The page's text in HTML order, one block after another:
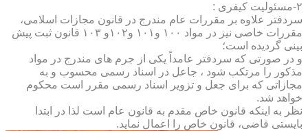
۲-مسئولیت کیفری :
سردفتر علاوه بر مقررات عام مندرج در قانون مجازات اسلامی،
مقررات خاصی نیز در مواد ۱۰۰ و۱۰۱ و۱۰۲و ۱۰۳ قانون ثبت پیش
بینی گردیده است؛
و در صورتی که سردفتر عامداً یکی از جرم های مندرج در مواد
مذکور را مرتکب شود ، جاعل در اسناد رسمی محسوب و به
مجازاتی که برای جعل و تزویر اسناد رسمی مقرر است محکوم
خواهد شد.
نظر به اینکه قانون خاص مقدم به قانون عام است لذا در ابتدا
بایستی قاضی، قانون خاص را اعمال نماید.